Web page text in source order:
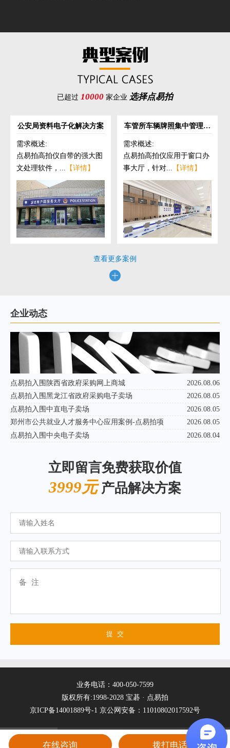
已超过 10000 家企业 选择点易拍
公安局资料电子化解决方案
需求概述:
点易拍高拍仪自带的强大图
文处理软件，... 【详情】
车管所车辆牌照集中管理解
需求概述:
点易拍高拍仪应用于窗口办
事大厅，针对... 【详情】
查看更多案例
企业动态
点易拍入围陕西省政府采购网上商城
2026.08.06
点易拍入围黑龙江省政府采购电子卖场
2026.08.05
点易拍入围中直电子卖场
2026.08.05
郑州市公共就业人才服务中心应用案例-点易拍项
2026.08.05
点易拍入围中央电子卖场
2026.08.04
立即留言免费获取价值
3999元产品解决方案
业务电话：400-050-7599
版权所有:1998-2028 宝碁 · 点易拍
京ICP备14001889号-1 京公网安备：11010802017592号
在线咨询 拨打电话